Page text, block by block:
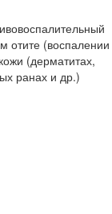
отите (воспалении
(дерматитах,
ранах и др.)